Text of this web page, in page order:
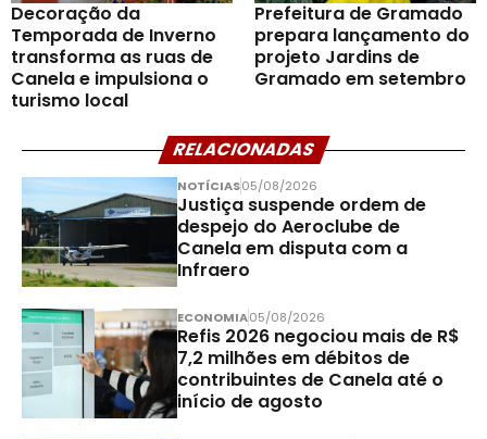
Decoração da
Temporada de Inverno
transforma as ruas de
Canela e impulsiona o
turismo local
Prefeitura de Gramado
prepara lançamento do
projeto Jardins de
Gramado em setembro
RELACIONADAS
NOTÍCIAS05/08/2026
Justiça suspende ordem de
despejo do Aeroclube de
Canela em disputa com a
Infraero
ECONOMIA05/08/2026
Refis 2026 negociou mais de R$
7,2 milhões em débitos de
contribuintes de Canela até o
início de agosto